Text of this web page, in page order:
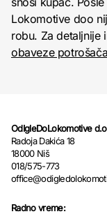
Lokomotive doo
robu. Za detaljnije
obaveze potrošača
OdIgleDoLokomotive
Radoja Dakića 18
18000 Niš
018/575-773
Radno vreme: